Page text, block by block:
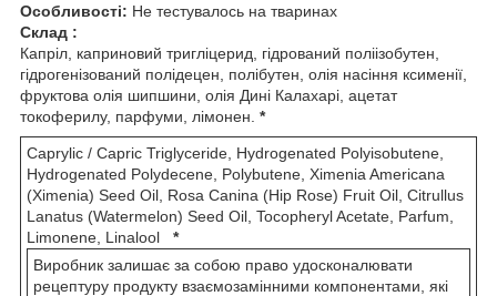
Особливості: Не тестувалось на тваринах
Склад :
Капріл, каприновий тригліцерид, гідрований поліізобутен,
гідрогенізований полідецен, полібутен, олія насіння ксименії,
фруктова олія шипшини, олія Дині Калахарі, ацетат
токоферилу, парфуми, лімонен. *
Caprylic / Capric Triglyceride, Hydrogenated Polyisobutene,
Hydrogenated Polydecene, Polybutene, Ximenia Americana
(Ximenia) Seed Oil, Rosa Canina (Hip Rose) Fruit Oil, Citrullus
Lanatus (Watermelon) Seed Oil, Tocopheryl Acetate, Parfum,
Limonene, Linalool *
Виробник залишає за собою право удосконалювати
рецептуру продукту взаємозамінними компонентами, які